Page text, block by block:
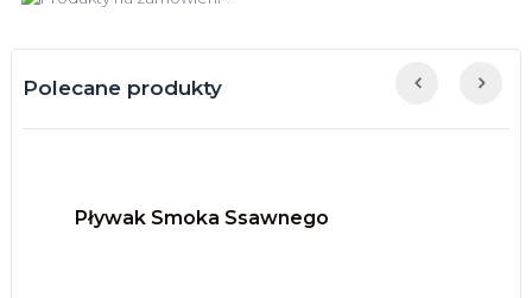
Polecane produkty
Pływak Smoka Ssawnego
‹ ›